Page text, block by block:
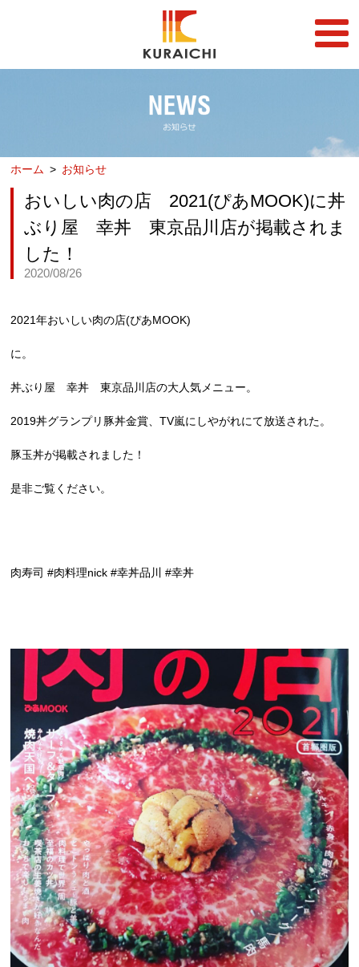
FRANCHISE
店舗一覧
丼店一覧
DON STORE
採用情報
RECRUIT
ホーム お知らせ
おいしい肉の店 2021(ぴあMOOK)に丼
ぶり屋 幸丼 東京品川店が掲載されま
した！
2020/08/26
2021年おいしい肉の店(ぴあMOOK)
に。
丼ぶり屋 幸丼 東京品川店の大人気メニュー。
2019丼グランプリ豚丼金賞、TV嵐にしやがれにて放送された。
豚玉丼が掲載されました！
是非ご覧ください。
肉寿司 #肉料理nick #幸丼品川 #幸丼